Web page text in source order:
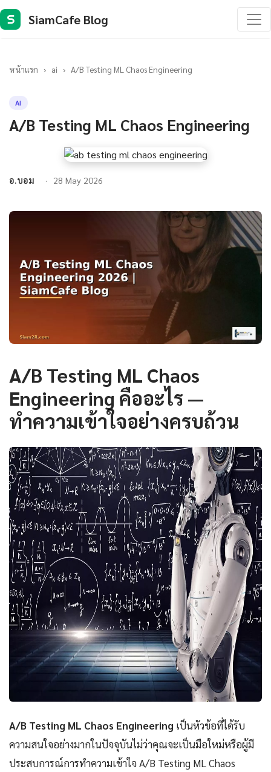
S SiamCafe Blog
หน้าแรก › ai › A/B Testing ML Chaos Engineering
AI
A/B Testing ML Chaos Engineering
อ.บอม 28 May 2026
A/B Testing ML Chaos
Engineering คืออะไร —
ทำความเข้าใจอย่างครบถ้วน
A/B Testing ML Chaos Engineering เป็นหัวข้อที่ได้รับ
ความสนใจอย่างมากในปัจจุบันไม่ว่าคุณจะเป็นมือใหม่หรือผู้มี
ประสบการณ์การทำความเข้าใจ A/B Testing ML Chaos